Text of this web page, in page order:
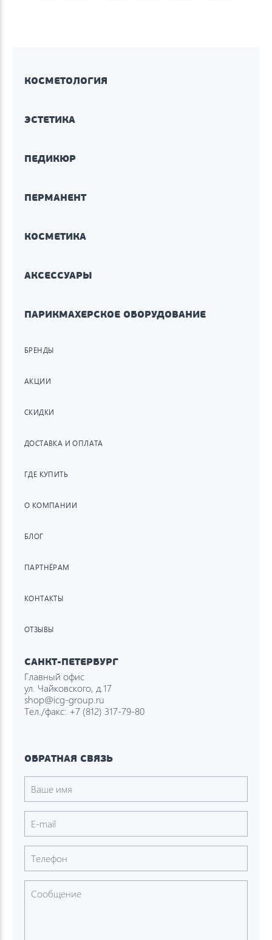
КОСМЕТОЛОГИЯ
ЭСТЕТИКА
ПЕДИКЮР
ПЕРМАНЕНТ
КОСМЕТИКА
АКСЕССУАРЫ
ПАРИКМАХЕРСКОЕ ОБОРУДОВАНИЕ
БРЕНДЫ
АКЦИИ
СКИДКИ
ДОСТАВКА И ОПЛАТА
ГДЕ КУПИТЬ
О КОМПАНИИ
БЛОГ
ПАРТНЁРАМ
КОНТАКТЫ
ОТЗЫВЫ
САНКТ-ПЕТЕРБУРГ
Главный офис
ул. Чайковского, д.17
shop@icg-group.ru
Тел./факс: +7 (812) 317-79-80
ОБРАТНАЯ СВЯЗЬ